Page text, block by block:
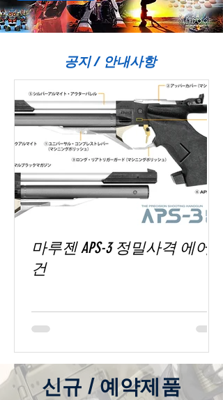
공지 / 안내사항
마루젠 APS-3 정밀사격 에어
건
신규 / 예약제품